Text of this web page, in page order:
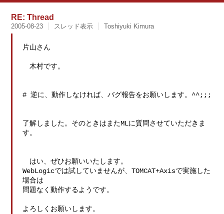
RE: Thread
2005-08-23 スレッド表示 Toshiyuki Kimura
片山さん
木村です。
# 逆に、動作しなければ、バグ報告をお願いします。^^;;;
了解しました。そのときはまたMLに質問させていただきま
す。
はい、ぜひお願いいたします。
WebLogicでは試していませんが、TOMCAT+Axisで実施した
場合は
問題なく動作するようです。
よろしくお願いします。